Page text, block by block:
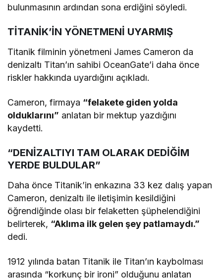
bulunmasının ardından sona erdiğini söyledi.
TİTANİK’İN YÖNETMENİ UYARMIŞ
Titanik filminin yönetmeni James Cameron da
denizaltı Titan’ın sahibi OceanGate’i daha önce
riskler hakkında uyardığını açıkladı.
Cameron, firmaya “felakete giden yolda
olduklarını” anlatan bir mektup yazdığını
kaydetti.
“DENİZALTIYI TAM OLARAK DEDİĞİM
YERDE BULDULAR”
Daha önce Titanik’in enkazına 33 kez dalış yapan
Cameron, denizaltı ile iletişimin kesildiğini
öğrendiğinde olası bir felaketten şüphelendiğini
belirterek, “Aklıma ilk gelen şey patlamaydı.”
dedi.
1912 yılında batan Titanik ile Titan’ın kaybolması
arasında “korkunç bir ironi” olduğunu anlatan